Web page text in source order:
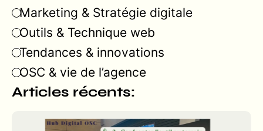
Marketing & Stratégie digitale
Outils & Technique web
Tendances & innovations
OSC & vie de l’agence
Articles récents: